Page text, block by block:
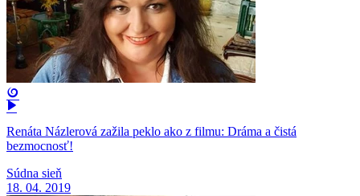
Renáta Názlerová zažila peklo ako z filmu: Dráma a čistá
bezmocnosť!
Súdna sieň
18. 04. 2019